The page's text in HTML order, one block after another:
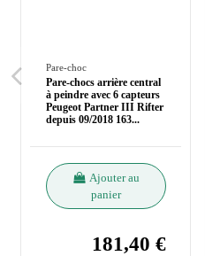
Pare-choc
Pare-chocs arrière central
à peindre avec 6 capteurs
Peugeot Partner III Rifter
depuis 09/2018 163...
Ajouter au
panier
181,40 €